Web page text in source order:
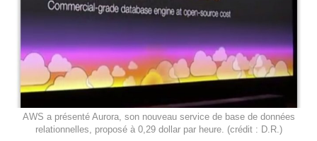
AWS a présenté Aurora, son nouveau service de base de données
relationnelles, proposé à 0,29 dollar par heure. (crédit : D.R.)